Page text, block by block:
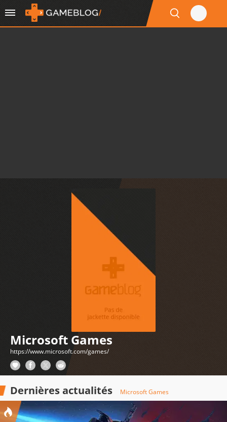
Microsoft Games
https://www.microsoft.com/games/
Dernières actualités Microsoft Games